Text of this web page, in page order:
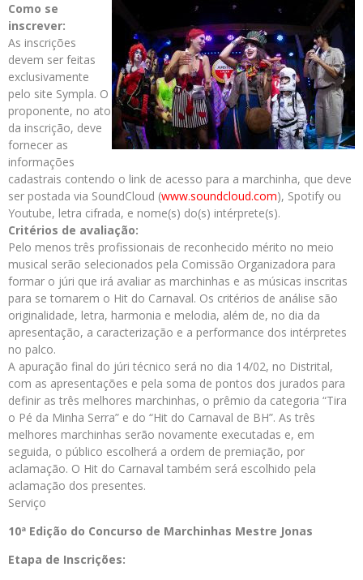
Como se
inscrever:
As inscrições
devem ser feitas
exclusivamente
pelo site Sympla. O
proponente, no ato
da inscrição, deve
fornecer as
informações
cadastrais contendo o link de acesso para a marchinha, que deve
ser postada via SoundCloud (www.soundcloud.com), Spotify ou
Youtube, letra cifrada, e nome(s) do(s) intérprete(s).
Critérios de avaliação:
Pelo menos três profissionais de reconhecido mérito no meio
musical serão selecionados pela Comissão Organizadora para
formar o júri que irá avaliar as marchinhas e as músicas inscritas
para se tornarem o Hit do Carnaval. Os critérios de análise são
originalidade, letra, harmonia e melodia, além de, no dia da
apresentação, a caracterização e a performance dos intérpretes
no palco.
A apuração final do júri técnico será no dia 14/02, no Distrital,
com as apresentações e pela soma de pontos dos jurados para
definir as três melhores marchinhas, o prêmio da categoria “Tira
o Pé da Minha Serra” e do “Hit do Carnaval de BH”. As três
melhores marchinhas serão novamente executadas e, em
seguida, o público escolherá a ordem de premiação, por
aclamação. O Hit do Carnaval também será escolhido pela
aclamação dos presentes.
Serviço
10ª Edição do Concurso de Marchinhas Mestre Jonas
Etapa de Inscrições: